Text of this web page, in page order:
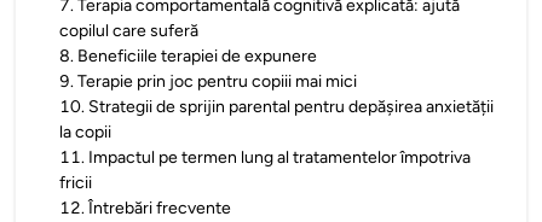
7.Terapia comportamentală cognitivă explicată: ajută
copilul care suferă
8. Beneficiile terapiei de expunere
9.Terapie prin joc pentru copiii mai mici
10. Strategii de sprijin parental pentru depășirea anxietății
la copii
11. Impactul pe termen lung al tratamentelor împotriva
fricii
12.Întrebări frecvente